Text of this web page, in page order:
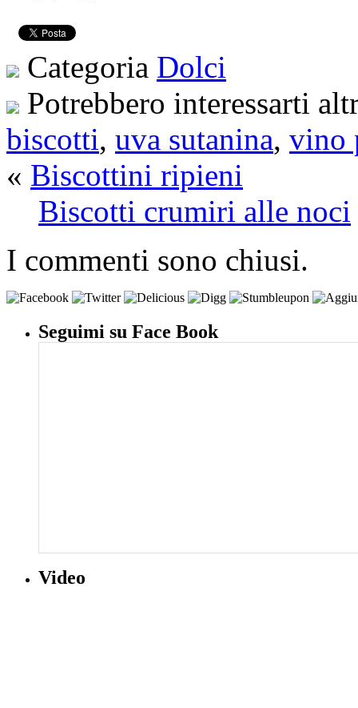
Categoria Dolci
Potrebbero interessarti
biscotti, uva sutanina, vino
« Biscottini ripieni
Biscotti crumiri alle noci
I commenti sono chiusi.
Seguimi su Face Book
Video